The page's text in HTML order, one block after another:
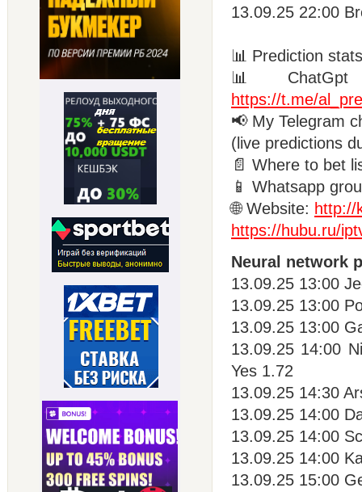
13.09.25 22:00
📊 Prediction
📊 ChatGpt
https://t.me/
📢 My Telegram
(live predictions
📄 Where to bet
📱 Whatsapp
🌐 Website:
https://hubu.ru/
Neural network
13.09.25 13:00
13.09.25 13:00
13.09.25 13:00
13.09.25 14:00
Yes 1.72
13.09.25 14:30
13.09.25 14:00
13.09.25 14:00
13.09.25 14:00
13.09.25 15:00